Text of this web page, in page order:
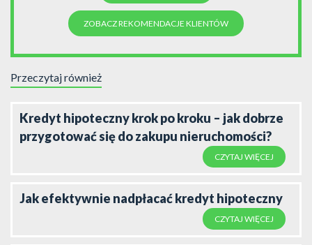
ZOBACZ REKOMENDACJE KLIENTÓW
Przeczytaj również
Kredyt hipoteczny krok po kroku – jak dobrze
przygotować się do zakupu nieruchomości?
CZYTAJ WIĘCEJ
Jak efektywnie nadpłacać kredyt hipoteczny
CZYTAJ WIĘCEJ